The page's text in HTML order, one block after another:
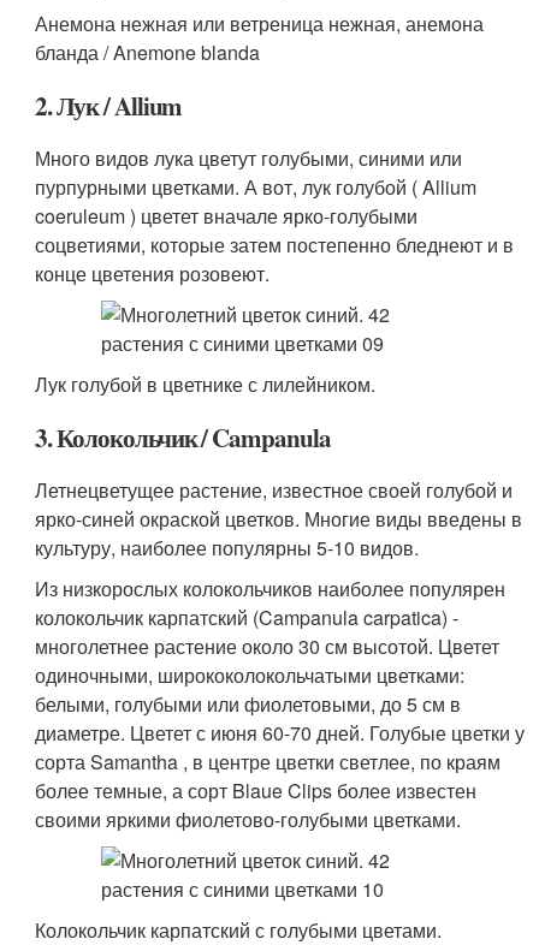
Анемона нежная или ветреница нежная, анемона
бланда / Anemone blanda
2. Лук / Allium
Много видов лука цветут голубыми, синими или
пурпурными цветками. А вот, лук голубой ( Allium
coeruleum ) цветет вначале ярко-голубыми
соцветиями, которые затем постепенно бледнеют и в
конце цветения розовеют.
Лук голубой в цветнике с лилейником.
3. Колокольчик / Campanula
Летнецветущее растение, известное своей голубой и
ярко-синей окраской цветков. Многие виды введены в
культуру, наиболее популярны 5-10 видов.
Из низкорослых колокольчиков наиболее популярен
колокольчик карпатский (Campanula carpatica) -
многолетнее растение около 30 см высотой. Цветет
одиночными, ширококолокольчатыми цветками:
белыми, голубыми или фиолетовыми, до 5 см в
диаметре. Цветет с июня 60-70 дней. Голубые цветки у
сорта Samantha , в центре цветки светлее, по краям
более темные, а сорт Blaue Clips более известен
своими яркими фиолетово-голубыми цветками.
Колокольчик карпатский с голубыми цветами.